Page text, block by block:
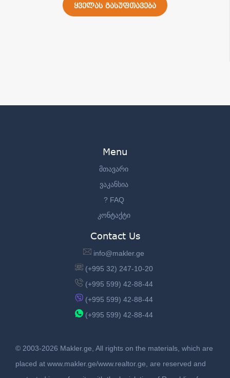
ყველას გასუფთავება
Menu
მთავარი
ვაკანსია
? FAQ
კონტაქტი
Contact Us
info@makler.ge
(+995 32) 247-10-20
(+995 599) 42-88-44
(+995 599) 42-88-44
(+995 599) 42-88-44
© 2003-2026 Makler.ge, All rights on the materials, which are
placed at www.makler.ge/www.realtor.ge, are reserved and